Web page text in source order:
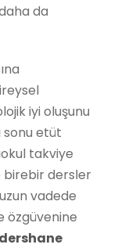
da
iyi oluşunu
etüt
takviye
birebir dersler
vadede
özgüvenine
dershane